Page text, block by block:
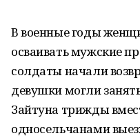
В военные годы
осваивать мужские
солдаты начали
девушки могли
Зайтуна трижды
односельчанами